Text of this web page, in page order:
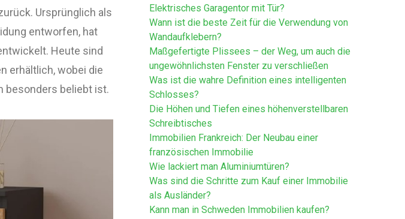
Ursprünglich als
entworfen, hat
Heute sind
erhältlich, wobei die
besonders beliebt ist.
Elektrisches Garagentor mit Tür?
Wann ist die beste Zeit für die Verwendung von
Wandaufklebern?
Maßgefertigte Plissees – der Weg, um auch die
ungewöhnlichsten Fenster zu verschließen
Was ist die wahre Definition eines intelligenten
Schlosses?
Die Höhen und Tiefen eines höhenverstellbaren
Schreibtisches
Immobilien Frankreich: Der Neubau einer
französischen Immobilie
Wie lackiert man Aluminiumtüren?
Was sind die Schritte zum Kauf einer Immobilie
als Ausländer?
Kann man in Schweden Immobilien kaufen?